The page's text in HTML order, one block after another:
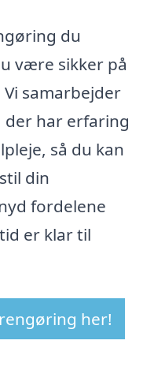
du
være sikker på
samarbejder
der har erfaring
så du kan
din
fordelene
er klar til
her!